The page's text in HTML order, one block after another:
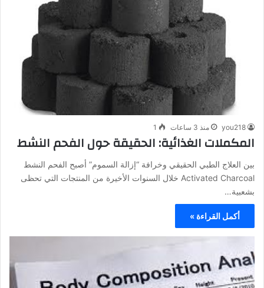
you218 منذ 3 ساعات 1
المكملات الغذائية: الحقيقة حول الفحم النشط
بين العلاج الطبي الحقيقي وخرافة “إزالة السموم” أصبح الفحم النشط
Activated Charcoal خلال السنوات الأخيرة من المنتجات التي تحظى
بشعبية…
أكمل القراءة »